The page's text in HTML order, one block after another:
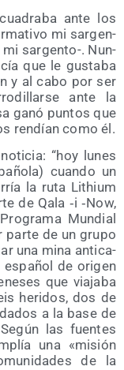
ante los
mi sar­gen­
mi sar­gen­to-. Nun­
que le gus­ta­ba
y al cabo por ser
ante la
ganó pun­tos que
ren­dían como él.
“hoy lunes
cuan­do un
la ruta Lithium
de Qala ‑i ‑Now,
Mun­dial
par­te de un gru­po
una mina anti­ca­
de ori­gen
que via­ja­ba
heri­dos, dos de
a la base de
las fuen­tes
una «misión
de la